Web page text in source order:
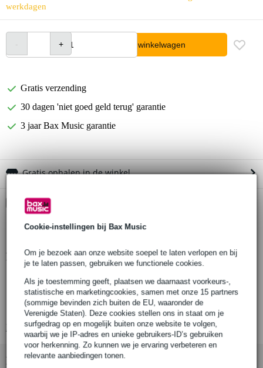
Cookie-instellingen bij Bax Music
Om je bezoek aan onze website soepel te laten verlopen en bij
je te laten passen, gebruiken we functionele cookies.
Als je toestemming geeft, plaatsen we daarnaast voorkeurs-,
statistische en marketingcookies, samen met onze 15 partners
(sommige bevinden zich buiten de EU, waaronder de
Verenigde Staten). Deze cookies stellen ons in staat om je
surfgedrag op en mogelijk buiten onze website te volgen,
waarbij we je IP-adres en unieke gebruikers-ID’s gebruiken
voor herkenning. Zo kunnen we je ervaring verbeteren en
relevante aanbiedingen tonen.
werkdagen
In winkelwagen
Gratis verzending
30 dagen 'niet goed geld terug' garantie
3 jaar Bax Music garantie
Gratis ophalen in de winkel
Kies nu voor 2 jaar extra Bax Music garantie en meer
voordelen
€ 14,45 eenmalig
Productinformatie
merk: Doughty
artikelnummer/part number: T402001
producttype: flexible wire rope (staalkabel)
Bekijk alle productspecificaties
Bekijk ook eens (4)